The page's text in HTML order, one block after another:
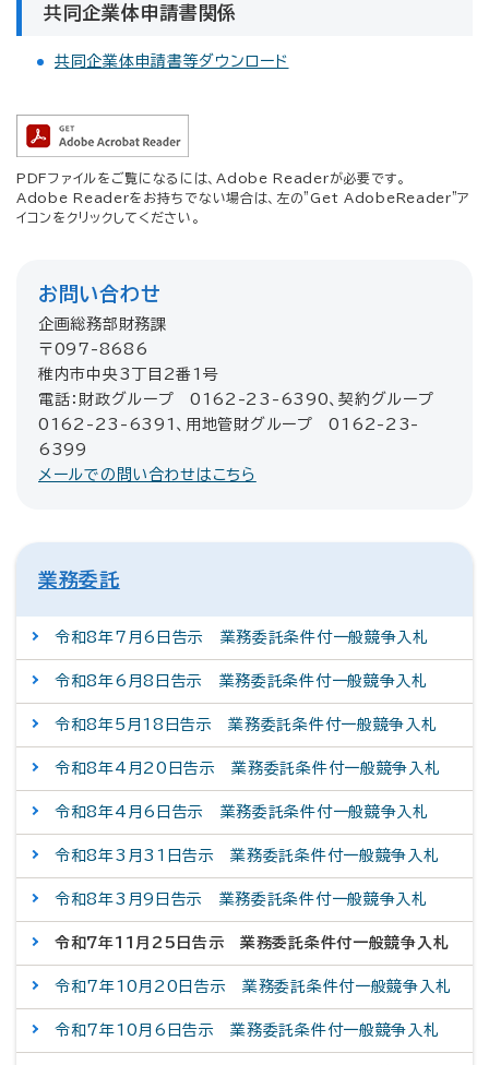
共同企業体申請書関係
共同企業体申請書等ダウンロード
PDFファイルをご覧になるには、Adobe Readerが必要です。
Adobe Readerをお持ちでない場合は、左の"Get AdobeReader"ア
イコンをクリックしてください。
お問い合わせ
企画総務部財務課
〒097-8686
稚内市中央3丁目2番1号
電話：財政グループ 0162-23-6390、契約グループ
0162-23-6391、用地管財グループ 0162-23-
6399
メールでの問い合わせはこちら
業務委託
令和8年7月6日告示 業務委託条件付一般競争入札
令和8年6月8日告示 業務委託条件付一般競争入札
令和8年5月18日告示 業務委託条件付一般競争入札
令和8年4月20日告示 業務委託条件付一般競争入札
令和8年4月6日告示 業務委託条件付一般競争入札
令和8年3月31日告示 業務委託条件付一般競争入札
令和8年3月9日告示 業務委託条件付一般競争入札
令和7年11月25日告示 業務委託条件付一般競争入札
令和7年10月20日告示 業務委託条件付一般競争入札
令和7年10月6日告示 業務委託条件付一般競争入札